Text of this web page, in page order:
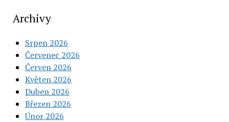
Archivy
Srpen 2026
Červenec 2026
Červen 2026
Květen 2026
Duben 2026
Březen 2026
Únor 2026